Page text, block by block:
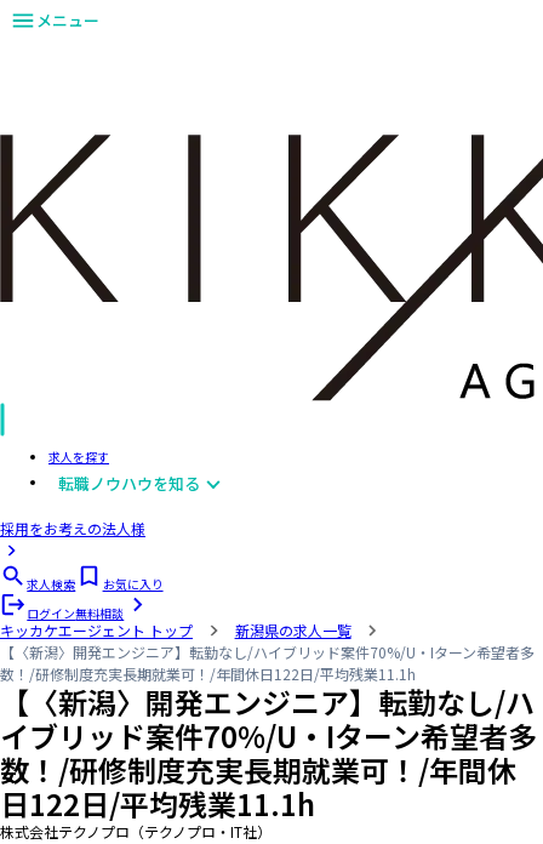
メニュー
求人を探す
転職ノウハウを知る
採用をお考えの法人様
求人検索
お気に入り
ログイン無料相談
キッカケエージェント トップ
新潟県の求人一覧
【〈新潟〉開発エンジニア】転勤なし/ハイブリッド案件70%/U・Iターン希望者多
数！/研修制度充実長期就業可！/年間休日122日/平均残業11.1h
【〈新潟〉開発エンジニア】転勤なし/ハ
イブリッド案件70%/U・Iターン希望者多
数！/研修制度充実長期就業可！/年間休
日122日/平均残業11.1h
株式会社テクノプロ（テクノプロ・IT社）